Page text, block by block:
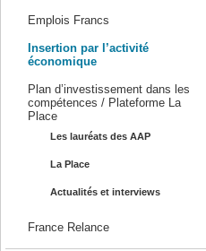
Emplois Francs
Insertion par l’activité
économique
Plan d’investissement dans les
compétences / Plateforme La
Place
Les lauréats des AAP
La Place
Actualités et interviews
France Relance